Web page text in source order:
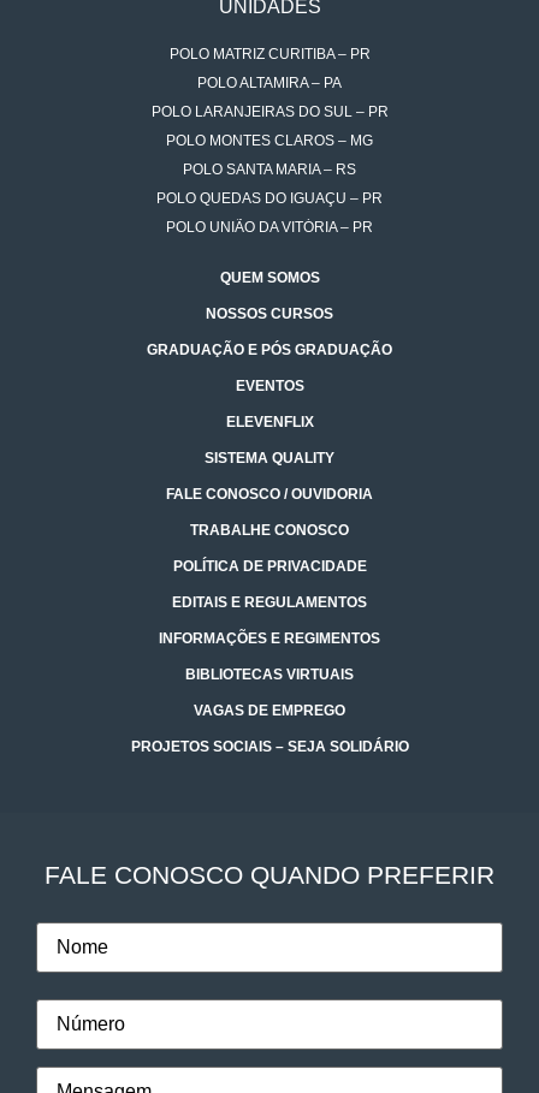
UNIDADES
POLO MATRIZ CURITIBA – PR
POLO ALTAMIRA – PA
POLO LARANJEIRAS DO SUL – PR
POLO MONTES CLAROS – MG
POLO SANTA MARIA – RS
POLO QUEDAS DO IGUAÇU – PR
POLO UNIÃO DA VITÓRIA – PR
QUEM SOMOS
NOSSOS CURSOS
GRADUAÇÃO E PÓS GRADUAÇÃO
EVENTOS
ELEVENFLIX
SISTEMA QUALITY
FALE CONOSCO / OUVIDORIA
TRABALHE CONOSCO
POLÍTICA DE PRIVACIDADE
EDITAIS E REGULAMENTOS
INFORMAÇÕES E REGIMENTOS
BIBLIOTECAS VIRTUAIS
VAGAS DE EMPREGO
PROJETOS SOCIAIS – SEJA SOLIDÁRIO
FALE CONOSCO QUANDO PREFERIR